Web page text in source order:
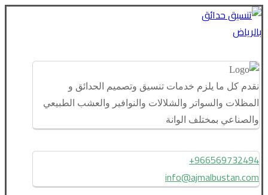
نقدم كل ما يلزم خدمات تنسيق وتصميم الحدائق و
المظلات والسواتر والشلالات والنوافير والعشب الطبيعي
والصناعي بمختلف الوانة
966569732494+
info@ajmalbustan.com